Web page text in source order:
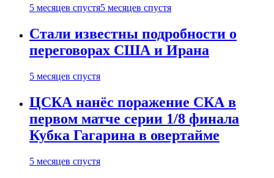
5 месяцев спустя5 месяцев спустя
Стали известны подробности о
переговорах США и Ирана
5 месяцев спустя
ЦСКА нанёс поражение СКА в
первом матче серии 1/8 финала
Кубка Гагарина в овертайме
5 месяцев спустя